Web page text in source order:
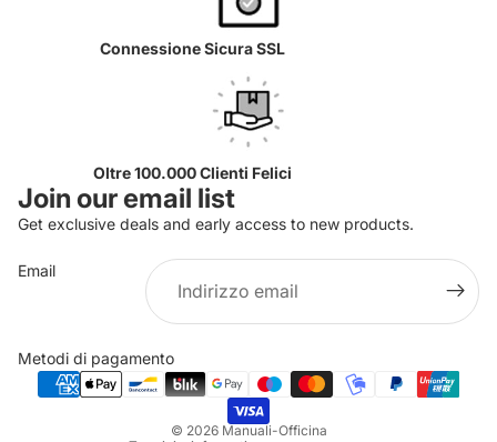
Connessione Sicura SSL
Oltre 100.000 Clienti Felici
Join our email list
Get exclusive deals and early access to new products.
Email
Metodi di pagamento
© 2026 Manuali-Officina
Informativa sulla privacy
Termini e condizioni del servizio